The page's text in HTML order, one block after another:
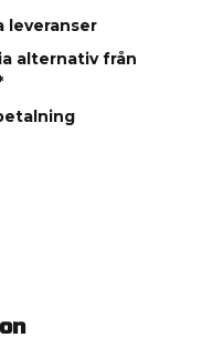
leveranser
alternativ från